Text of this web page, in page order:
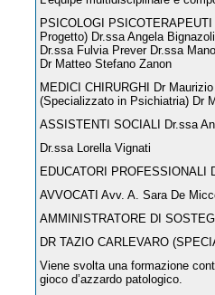
PSICOLOGI
Progetto) Dr.ssa Angela
Dr.ssa Fulvia Prever Dr.ssa
Dr Matteo Stefano Zanon
MEDICI CHIRURGHI Dr
(Specializzato in Psichiatria) Dr
ASSISTENTI SOCIALI Dr.ssa
Dr.ssa Lorella Vignati
EDUCATORI PROFESSIONALI
AVVOCATI Avv. A. Sara De
AMMINISTRATORE DI
DR TAZIO CARLEVARO
Viene svolta una formazione
gioco d’azzardo patologico.